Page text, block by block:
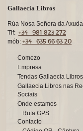
Gallaecia Libros
Rúa Nosa Señora da
Tlf: +34 981 823 272
mób: +34 635 66 63 20
Comezo
Empresa
Tendas Gallaecia Libros
Gallaecia Libros nas
Sociais
Onde estamos
Ruta GPS
Contacto